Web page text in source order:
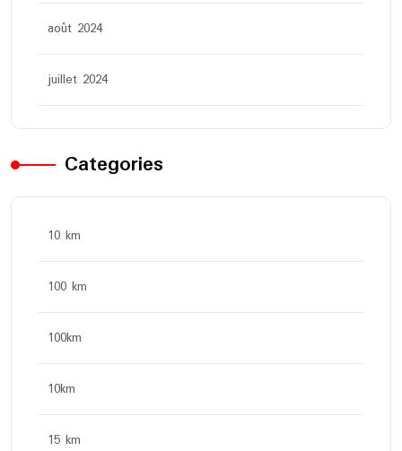
août 2024
juillet 2024
Categories
10 km
100 km
100km
10km
15 km